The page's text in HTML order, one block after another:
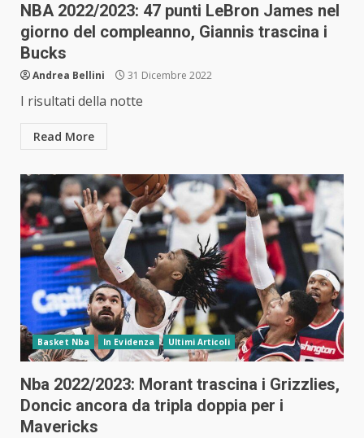
NBA 2022/2023: 47 punti LeBron James nel
giorno del compleanno, Giannis trascina i
Bucks
Andrea Bellini 31 Dicembre 2022
I risultati della notte
Read More
Basket Nba In Evidenza Ultimi Articoli
Nba 2022/2023: Morant trascina i Grizzlies,
Doncic ancora da tripla doppia per i
Mavericks